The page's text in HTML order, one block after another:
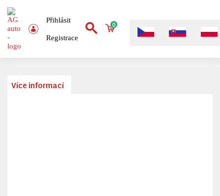
Přihlásit
Registrace
0
Více informací